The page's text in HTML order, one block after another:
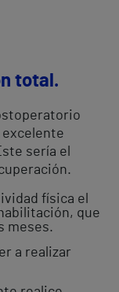
total.
excelente
sería el
física el
que
meses.
a realizar